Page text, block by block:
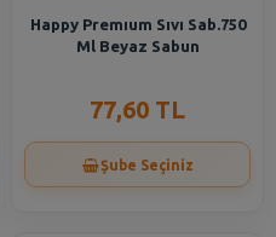
Happy Premıum Sıvı Sab.750
Ml Beyaz Sabun
77,60 TL
Şube Seçiniz